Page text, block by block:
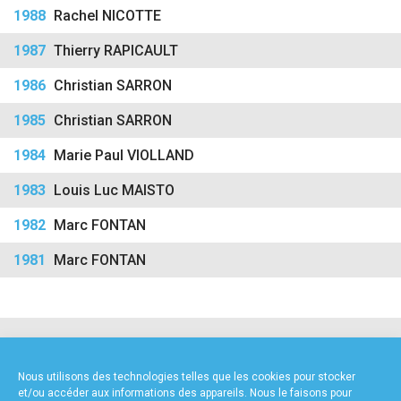
Nous utilisons des technologies telles que les cookies pour stocker
et/ou accéder aux informations des appareils. Nous le faisons pour
accéder à la billetterie
1988 Rachel NICOTTE
1987 Thierry RAPICAULT
1986 Christian SARRON
1985 Christian SARRON
1984 Marie Paul VIOLLAND
1983 Louis Luc MAISTO
1982 Marc FONTAN
1981 Marc FONTAN